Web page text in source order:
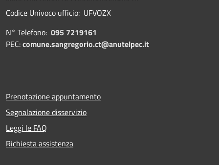
Codice Univoco ufficio: UFVOZX
N° Telefono: 095 7219161
PEC:comune.sangregorio.ct@anutelpec.it
Prenotazione appuntamento
Segnalazione disservizio
Leggi le FAQ
Richiesta assistenza